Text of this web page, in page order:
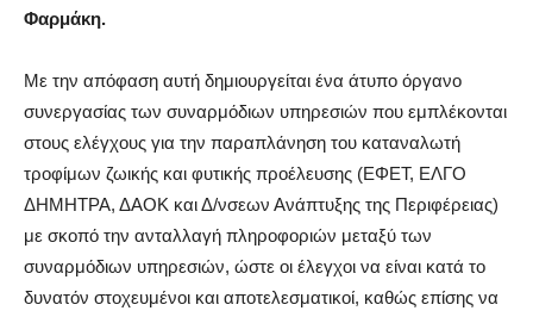
Φαρμάκη.
Με την απόφαση αυτή δημιουργείται ένα άτυπο όργανο
συνεργασίας των συναρμόδιων υπηρεσιών που εμπλέκονται
στους ελέγχους για την παραπλάνηση του καταναλωτή
τροφίμων ζωικής και φυτικής προέλευσης (ΕΦΕΤ, ΕΛΓΟ
ΔΗΜΗΤΡΑ, ΔΑΟΚ και Δ/νσεων Ανάπτυξης της Περιφέρειας)
με σκοπό την ανταλλαγή πληροφοριών μεταξύ των
συναρμόδιων υπηρεσιών, ώστε οι έλεγχοι να είναι κατά το
δυνατόν στοχευμένοι και αποτελεσματικοί, καθώς επίσης να